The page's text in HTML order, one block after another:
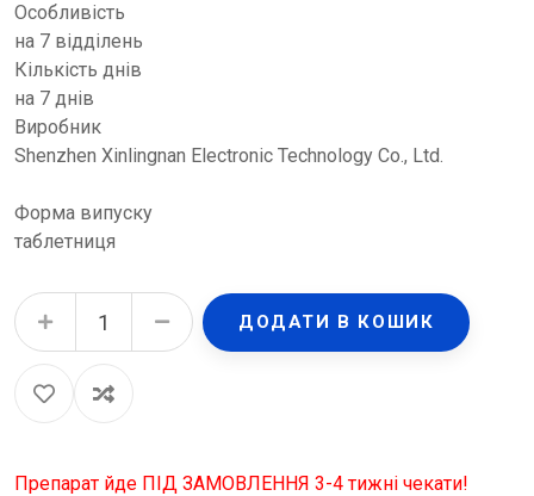
Особливість
на 7 відділень
Кількість днів
на 7 днів
Виробник
Shenzhen Xinlingnan Electronic Technology Co., Ltd.
Форма випуску
таблетниця
Органайзер для таблеток Enjee XLN-209 J Ромашка пластиковий quantity
ДОДАТИ В КОШИК
Препарат йде ПІД ЗАМОВЛЕННЯ 3-4 тижні чекати!